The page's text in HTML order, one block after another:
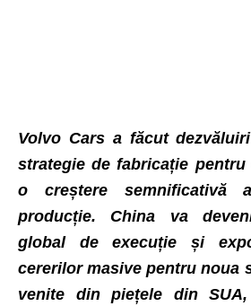
Volvo Cars a făcut
strategie de fabricație pentru
o creștere semnificativă
producție. China va
global de execuție și
cererilor masive pentru noua
venite din piețele din